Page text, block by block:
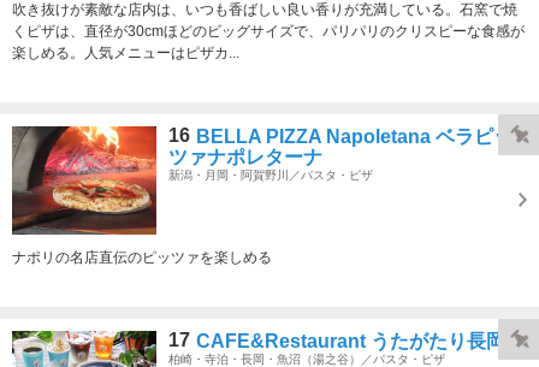
吹き抜けが素敵な店内は、いつも香ばしい良い香りが充満している。石窯で焼
くピザは、直径が30cmほどのビッグサイズで、パリパリのクリスピーな食感が
楽しめる。人気メニューはピザカ...
16 BELLA PIZZA Napoletana ベラピッ
ツァナポレターナ
新潟・月岡・阿賀野川／パスタ・ピザ
ナポリの名店直伝のピッツァを楽しめる
17 CAFE&Restaurant うたがたり長岡店
柏崎・寺泊・長岡・魚沼（湯之谷）／パスタ・ピザ